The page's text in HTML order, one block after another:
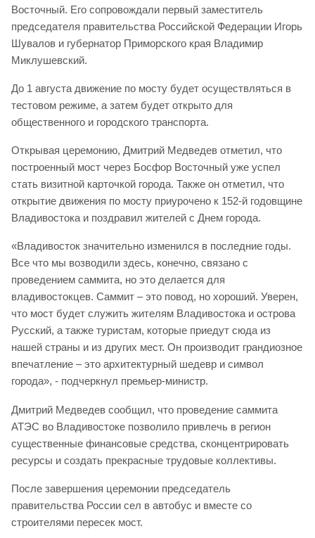
Восточный. Его сопровождали первый заместитель
председателя правительства Российской Федерации Игорь
Шувалов и губернатор Приморского края Владимир
Миклушевский.
До 1 августа движение по мосту будет осуществляться в
тестовом режиме, а затем будет открыто для
общественного и городского транспорта.
Открывая церемонию, Дмитрий Медведев отметил, что
построенный мост через Босфор Восточный уже успел
стать визитной карточкой города. Также он отметил, что
открытие движения по мосту приурочено к 152-й годовщине
Владивостока и поздравил жителей с Днем города.
«Владивосток значительно изменился в последние годы.
Все что мы возводили здесь, конечно, связано с
проведением саммита, но это делается для
владивостокцев. Саммит – это повод, но хороший. Уверен,
что мост будет служить жителям Владивостока и острова
Русский, а также туристам, которые приедут сюда из
нашей страны и из других мест. Он производит грандиозное
впечатление – это архитектурный шедевр и символ
города», - подчеркнул премьер-министр.
Дмитрий Медведев сообщил, что проведение саммита
АТЭС во Владивостоке позволило привлечь в регион
существенные финансовые средства, сконцентрировать
ресурсы и создать прекрасные трудовые коллективы.
После завершения церемонии председатель
правительства России сел в автобус и вместе со
строителями пересек мост.